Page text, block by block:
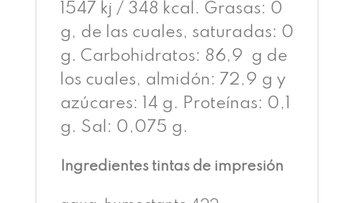
1547 kj / 348 kcal. Grasas: 0
g, de las cuales, saturadas: 0
g. Carbohidratos: 86,9 g de
los cuales, almidón: 72,9 g y
azúcares: 14 g. Proteínas: 0,1
g. Sal: 0,075 g.
Ingredientes tintas de impresión